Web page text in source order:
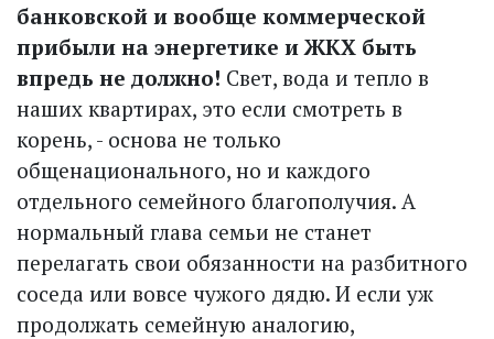
банковской и вообще коммерческой
прибыли на энергетике и ЖКХ быть
впредь не должно! Свет, вода и тепло в
наших квартирах, это если смотреть в
корень, - основа не только
общенационального, но и каждого
отдельного семейного благополучия. А
нормальный глава семьи не станет
перелагать свои обязанности на разбитного
соседа или вовсе чужого дядю. И если уж
продолжать семейную аналогию,